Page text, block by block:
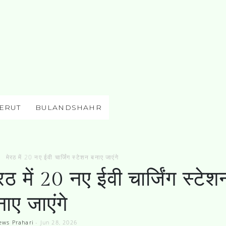
BULANDSHAHR
मेरठ में 20 नए ईवी चार्जिंग स्टेशन बनाए जाएंगे
में 20 नए ईवी चार्जिंग
जाएंगे
Prahari - Jun 28, 2026